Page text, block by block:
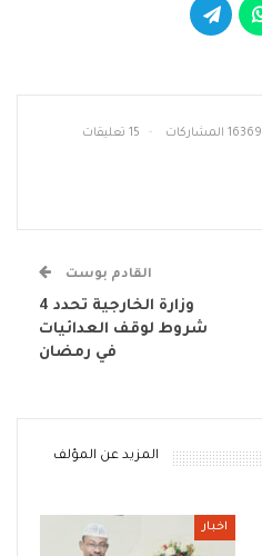
16369 المشاركات 15 تعليقات
القادم بوست
وزارة الخارجية تحدد 4
شروط لوقف العدائيات
في رمضان
المزيد عن المؤلف
اخبار